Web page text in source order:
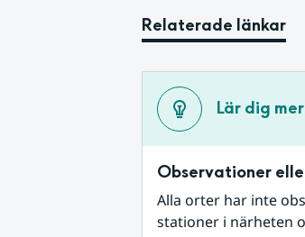
Relaterade länkar
Lär dig mer
Observationer
Alla orter har inte
stationer i närheten